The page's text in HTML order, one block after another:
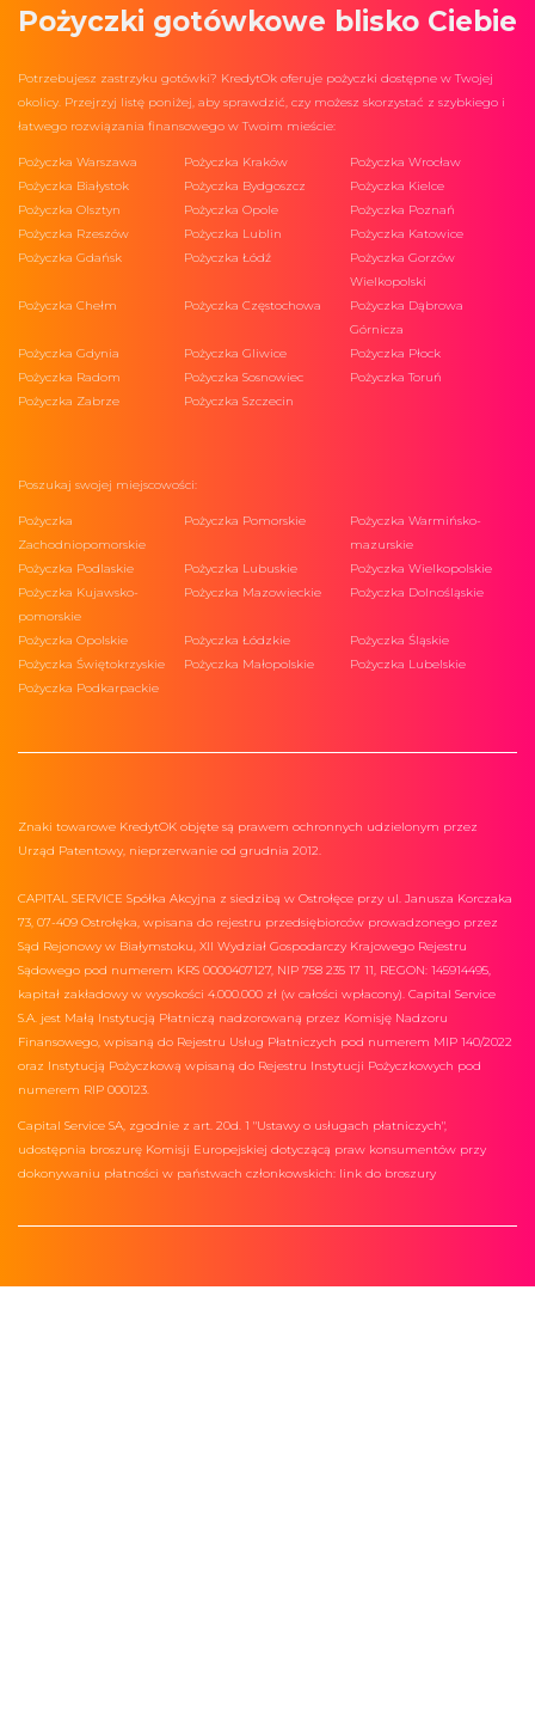
Pożyczki gotówkowe blisko Ciebie
Potrzebujesz zastrzyku gotówki? KredytOk oferuje pożyczki dostępne w Twojej
okolicy. Przejrzyj listę poniżej, aby sprawdzić, czy możesz skorzystać z szybkiego i
łatwego rozwiązania finansowego w Twoim mieście:
Pożyczka Warszawa Pożyczka Kraków
Pożyczka Wrocław
Pożyczka Białystok
Pożyczka Bydgoszcz
Pożyczka Kielce
Pożyczka Olsztyn
Pożyczka Opole
Pożyczka Poznań
Pożyczka Rzeszów
Pożyczka Lublin
Pożyczka Katowice
Pożyczka Gdańsk
Pożyczka Łódź
Pożyczka Gorzów
Wielkopolski
Pożyczka Chełm
Pożyczka Częstochowa
Pożyczka Dąbrowa
Górnicza
Pożyczka Gdynia
Pożyczka Gliwice
Pożyczka Płock
Pożyczka Radom
Pożyczka Sosnowiec
Pożyczka Toruń
Pożyczka Zabrze
Pożyczka Szczecin
Poszukaj swojej miejscowości:
Pożyczka
Zachodniopomorskie
Pożyczka Pomorskie
Pożyczka Warmińsko-
mazurskie
Pożyczka Podlaskie
Pożyczka Lubuskie
Pożyczka Wielkopolskie
Pożyczka Kujawsko-
pomorskie
Pożyczka Mazowieckie Pożyczka Dolnośląskie
Pożyczka Opolskie Pożyczka Łódzkie
Pożyczka Śląskie
Pożyczka Świętokrzyskie
Pożyczka Małopolskie
Pożyczka Lubelskie
Pożyczka Podkarpackie
Znaki towarowe KredytOK objęte są prawem ochronnych udzielonym przez
Urząd Patentowy, nieprzerwanie od grudnia 2012.
CAPITAL SERVICE Spółka Akcyjna z siedzibą w Ostrołęce przy ul. Janusza Korczaka
73, 07-409 Ostrołęka, wpisana do rejestru przedsiębiorców prowadzonego przez
Sąd Rejonowy w Białymstoku, XII Wydział Gospodarczy Krajowego Rejestru
Sądowego pod numerem KRS 0000407127, NIP 758 235 17 11, REGON: 145914495,
kapitał zakładowy w wysokości 4.000.000 zł (w całości wpłacony). Capital Service
S.A. jest Małą Instytucją Płatniczą nadzorowaną przez Komisję Nadzoru
Finansowego, wpisaną do Rejestru Usług Płatniczych pod numerem MIP 140/2022
oraz Instytucją Pożyczkową wpisaną do Rejestru Instytucji Pożyczkowych pod
numerem RIP 000123.
Capital Service SA, zgodnie z art. 20d. 1 "Ustawy o usługach płatniczych",
udostępnia broszurę Komisji Europejskiej dotyczącą praw konsumentów przy
dokonywaniu płatności w państwach członkowskich: link do broszury